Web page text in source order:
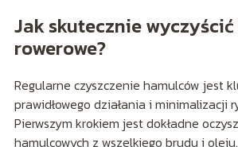
Jak skutecznie
rowerowe?
Regularne czyszczenie hamulców jest
prawidłowego działania i minimalizacji
Pierwszym krokiem jest dokładne
hamulcowych z wszelkiego brudu i